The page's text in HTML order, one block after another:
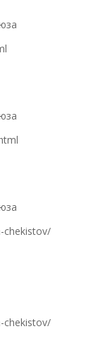
chekistov/
chekistov/